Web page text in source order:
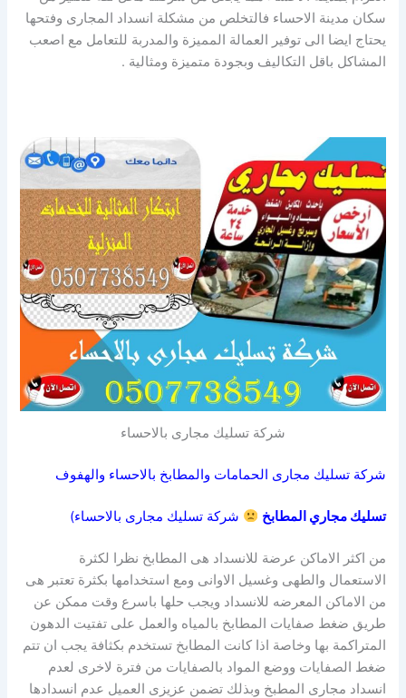
سكان مدينة الاحساء فالتخلص من مشكلة انسداد المجارى وفتحها
يحتاج ايضا الى توفير العمالة المميزة والمدربة للتعامل مع اصعب
المشاكل باقل التكاليف وبجودة متميزة ومثالية .
شركة تسليك مجارى بالاحساء
شركة تسليك مجارى الحمامات والمطابخ بالاحساء والهفوف
تسليك مجاري المطابخ شركة تسليك مجارى بالاحساء)
من اكثر الاماكن عرضة للانسداد هى المطابخ نظرا لكثرة
الاستعمال والطهى وغسيل الاوانى ومع استخدامها بكثرة تعتبر هى
من الاماكن المعرضه للانسداد ويجب حلها باسرع وقت ممكن عن
طريق ضغط صفايات المطابخ بالمياه والعمل على تفتيت الدهون
المتراكمة بها وخاصة اذا كانت المطابخ تستخدم بكثافة يجب ان تتم
ضغط الصفايات ووضع المواد بالصفايات من فترة لاخرى لعدم
انسداد مجارى المطبخ وبذلك تضمن عزيزى العميل عدم انسدادها